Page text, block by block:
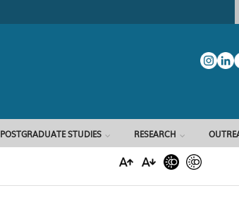
Search form
POSTGRADUATE STUDIES RESEARCH